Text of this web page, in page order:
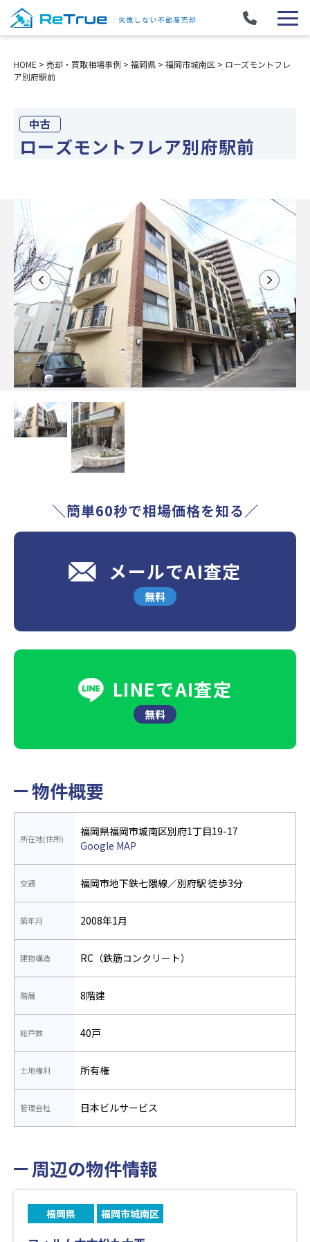
HOME > 売却・買取相場事例 > 福岡県 > 福岡市城南区 > ローズモントフレ
ア別府駅前
中古
ローズモントフレア別府駅前
＼簡単60秒で相場価格を知る／
メールでAI査定
無料
LINEでAI査定
無料
物件概要
所在地(住所)
福岡県福岡市城南区別府1丁目19-17
Google MAP
交通 福岡市地下鉄七隈線／別府駅 徒歩3分
築年月 2008年1月
建物構造 RC（鉄筋コンクリート）
階層 8階建
総戸数 40戸
土地権利 所有権
管理会社 日本ビルサービス
周辺の物件情報
福岡県 福岡市城南区